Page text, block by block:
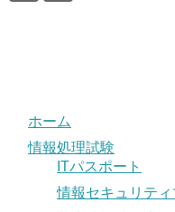
ホーム
情報処理試験
ITパスポート
情報セキュリティ